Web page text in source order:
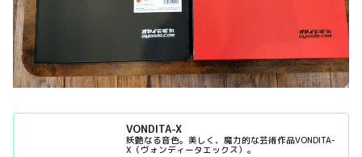
VONDITA-X
妖艶なる音色。美しく、魔力的な芸術作品VONDITA-
X（ヴォンディータエックス）。